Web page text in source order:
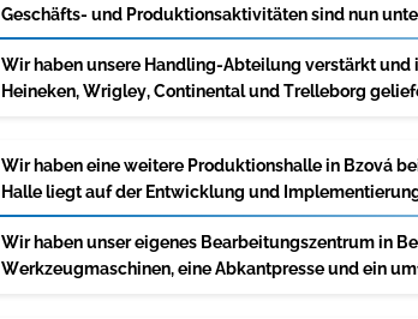
Geschäfts- und Produktionsaktivitäten sind nun
Wir haben unsere Handling-Abteilung verstärkt
Heineken, Wrigley, Continental und Trelleborg
Wir haben eine weitere Produktionshalle in Bzová
Halle liegt auf der Entwicklung und
Wir haben unser eigenes Bearbeitungszentrum in
Werkzeugmaschinen, eine Abkantpresse und ein